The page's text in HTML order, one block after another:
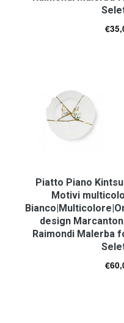
€
Piatto Piano
Motivi
design
Raimondi Malerba
€